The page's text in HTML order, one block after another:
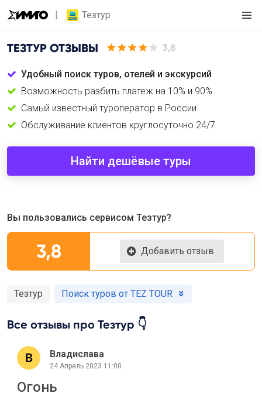
Тезтур
ТЕЗТУР ОТЗЫВЫ 3,8
Удобный поиск туров, отелей и экскурсий
Возможность разбить платеж на 10% и 90%
Самый известный туроператор в России
Обслуживание клиентов круглосуточно 24/7
Найти дешёвые туры
Вы пользовались сервисом Тезтур?
3,8 Добавить отзыв
Тезтур Поиск туров от TEZ TOUR
Все отзывы про Тезтур 👇
Владислава
24 Апрель 2023 11:00
Огонь